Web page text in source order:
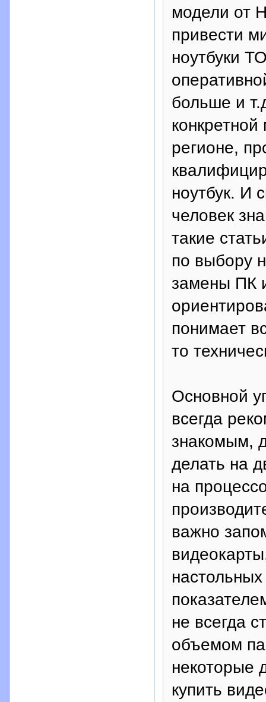
модели от
привести
ноутбуки
больше и
регионе,
ноутбук. И
человек
такие
по выбору
замены ПК
понимает
то
Основной
всегда
знакомым,
делать на
на
важно
не всегда
объемом
некоторые
купить